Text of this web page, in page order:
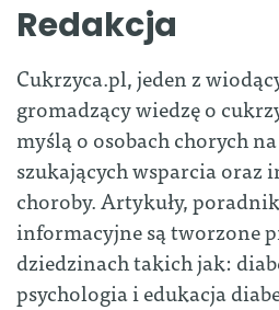
Redakcja
Cukrzyca.pl, jeden z
gromadzący wiedzę o
myślą o osobach chorych
szukających wsparcia oraz
choroby. Artykuły,
informacyjne są tworzone
dziedzinach takich jak:
psychologia i edukacja